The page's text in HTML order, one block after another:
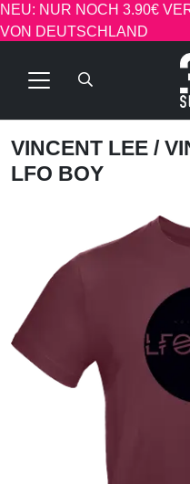
NEU: NUR NOCH 3.90€
VON DEUTSCHLAND
VINCENT LEE /
LFO BOY